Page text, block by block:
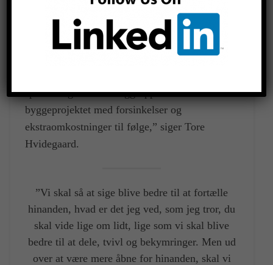
ændrede samarbejdsformer. Derfor er det
vigtigt, at bygherren gør sig klart, hvilke data,
der er brug for samt ikke mindst hvorfor. Hvis
der er lavet en fejl, og den ikke rettes hurtigt, er
spreder sig til andre faggrupper i
byggeprojektet med forsinkelser og
ekstraomkostninger til følge,” siger Tore
Hvidegaard.
”Vi skal så at sige blive bedre til at fortælle
hinanden, hvad er det jeg ved, som jeg tror, du
skal vide lige om lidt, lige som vi skal blive
bedre til at dele, tvivl og bekymringer. Men ud
over at være mere åbne for hinanden, skal vi